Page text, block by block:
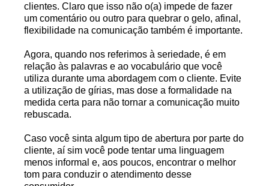
clientes. Claro que isso não o(a) impede de fazer
um comentário ou outro para quebrar o gelo, afinal,
flexibilidade na comunicação também é importante.
Agora, quando nos referimos à seriedade, é em
relação às palavras e ao vocabulário que você
utiliza durante uma abordagem com o cliente. Evite
a utilização de gírias, mas dose a formalidade na
medida certa para não tornar a comunicação muito
rebuscada.
Caso você sinta algum tipo de abertura por parte do
cliente, aí sim você pode tentar uma linguagem
menos informal e, aos poucos, encontrar o melhor
tom para conduzir o atendimento desse